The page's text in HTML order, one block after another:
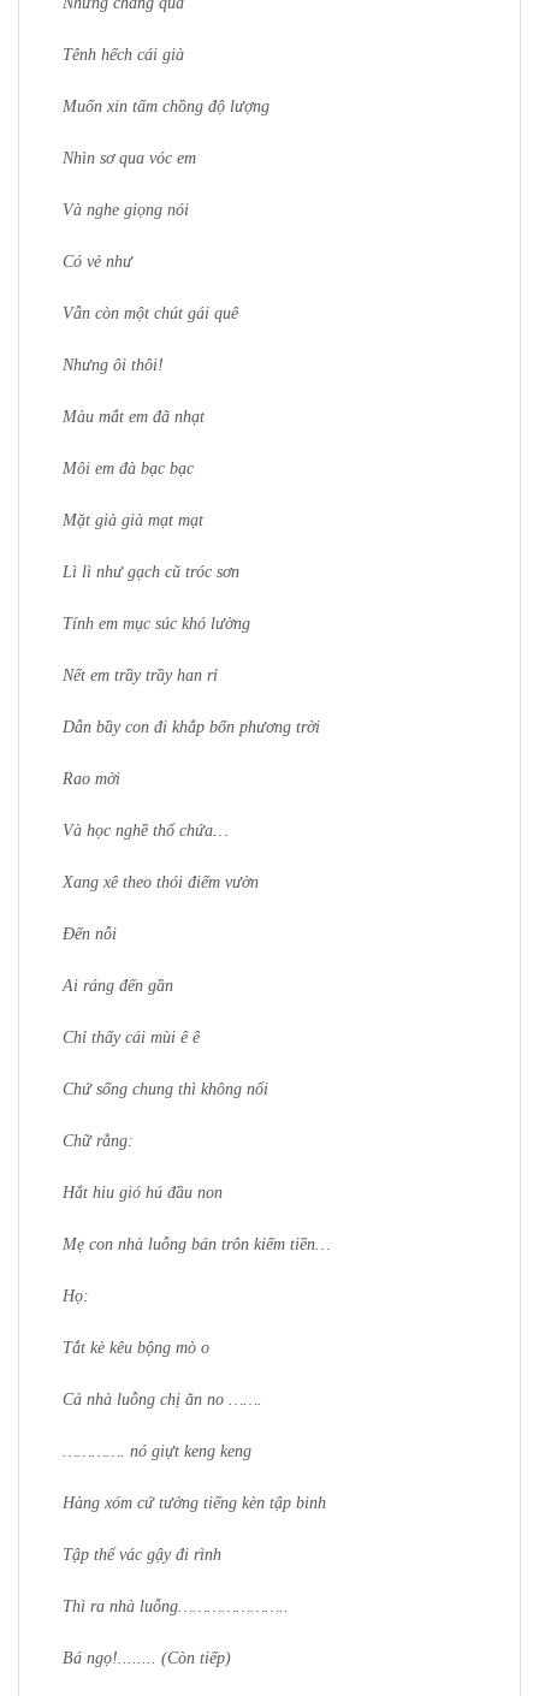
Tênh hếch cái già
Muốn xin tấm chồng độ lượng
Nhìn sơ qua vóc em
Và nghe giọng nói
Có vẻ như
Vẫn còn một chút gái quê
Nhưng ôi thôi!
Màu mắt em đã nhạt
Môi em đà bạc bạc
Mặt già già mạt mạt
Lì lì như gạch cũ tróc sơn
Tính em mục súc khó lường
Nết em trầy trầy han rỉ
Dẫn bầy con đi khắp bốn phương trời
Rao mời
Và học nghề thổ chứa…
Xang xê theo thói điếm vườn
Đến nỗi
Ai ráng đến gần
Chỉ thấy cái mùi ê ê
Chứ sống chung thì không nổi
Chữ rằng:
Hắt hiu gió hú đầu non
Mẹ con nhà luỗng bán trôn kiếm tiền…
Họ:
Tắt kè kêu bộng mò o
Cả nhà luỗng chị ăn no …….
…………. nó giựt keng keng
Hàng xóm cứ tưởng tiếng kèn tập binh
Tập thể vác gậy đi rình
Thì ra nhà luỗng…………………..
Bá ngọ!........ (Còn tiếp)